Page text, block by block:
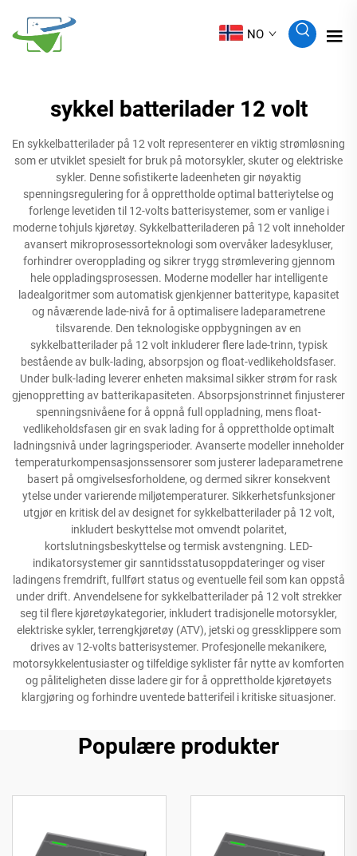
NO
sykkel batterilader 12 volt
En sykkelbatterilader på 12 volt representerer en viktig strømløsning
som er utviklet spesielt for bruk på motorsykler, skuter og elektriske
sykler. Denne sofistikerte ladeenheten gir nøyaktig
spenningsregulering for å opprettholde optimal batteriytelse og
forlenge levetiden til 12-volts batterisystemer, som er vanlige i
moderne tohjuls kjøretøy. Sykkelbatteriladeren på 12 volt inneholder
avansert mikroprosessorteknologi som overvåker ladesykluser,
forhindrer overopplading og sikrer trygg strømlevering gjennom
hele oppladingsprosessen. Moderne modeller har intelligente
ladealgoritmer som automatisk gjenkjenner batteritype, kapasitet
og nåværende lade-nivå for å optimalisere ladeparametrene
tilsvarende. Den teknologiske oppbygningen av en
sykkelbatterilader på 12 volt inkluderer flere lade-trinn, typisk
bestående av bulk-lading, absorpsjon og float-vedlikeholdsfaser.
Under bulk-lading leverer enheten maksimal sikker strøm for rask
gjenoppretting av batterikapasiteten. Absorpsjonstrinnet finjusterer
spenningsnivåene for å oppnå full oppladning, mens float-
vedlikeholdsfasen gir en svak lading for å opprettholde optimalt
ladningsnivå under lagringsperioder. Avanserte modeller inneholder
temperaturkompensasjonssensorer som justerer ladeparametrene
basert på omgivelsesforholdene, og dermed sikrer konsekvent
ytelse under varierende miljøtemperaturer. Sikkerhetsfunksjoner
utgjør en kritisk del av designet for sykkelbatterilader på 12 volt,
inkludert beskyttelse mot omvendt polaritet,
kortslutningsbeskyttelse og termisk avstengning. LED-
indikatorsystemer gir sanntidsstatusoppdateringer og viser
ladingens fremdrift, fullført status og eventuelle feil som kan oppstå
under drift. Anvendelsene for sykkelbatterilader på 12 volt strekker
seg til flere kjøretøykategorier, inkludert tradisjonelle motorsykler,
elektriske sykler, terrengkjøretøy (ATV), jetski og gressklippere som
drives av 12-volts batterisystemer. Profesjonelle mekanikere,
motorsykkelentusiaster og tilfeldige syklister får nytte av komforten
og påliteligheten disse ladere gir for å opprettholde kjøretøyets
klargjøring og forhindre uventede batterifeil i kritiske situasjoner.
Populære produkter